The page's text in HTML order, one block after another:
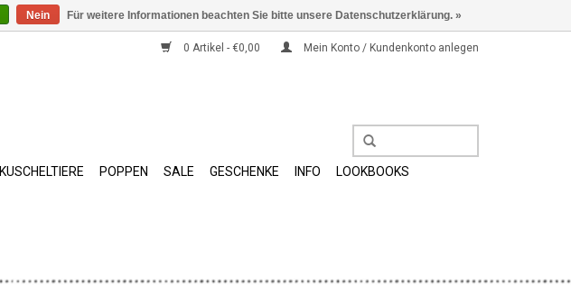
0 Artikel - €0,00 Mein Konto / Kundenkonto anlegen
KUSCHELTIERE POPPEN SALE GESCHENKE INFO
LOOKBOOKS
Nein Für weitere Informationen beachten Sie bitte unsere Datenschutzerklärung. »